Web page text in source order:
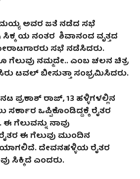
ಅವರ ಜತೆ ನಡೆದ ಸಭೆ
ಯ ನಂತರ ಶಿವಾನಂದ ವೃತ್ತದ
ಸಭೆ ನಡೆಸಿದರು.
ನಮ್ಮದೇ.. ಎಂಬ ಚಲನ ಚಿತ್ರ
ಟವಲ್ ಬೀಸುತ್ತಾ ಸಂಭ್ರಮಿಸಿದರು.
ಪ್ರಕಾಶ್ ರಾಜ್, 13ಹಳ್ಳಿಗಳಲ್ಲಿನ
ಸರ್ಕಾರ ಒಪ್ಪಿಕೊಂಡಿದ್ದಕ್ಕೆ ರೈತರ
ಗೆಲುವನ್ನು ನಾವು
ಈ ಗೆಲುವು ಮುಂದಿನ
ದೇವನಹಳ್ಳಿಯ ರೈತರ
ಸಿಕ್ಕಿದೆ ಎಂದರು.